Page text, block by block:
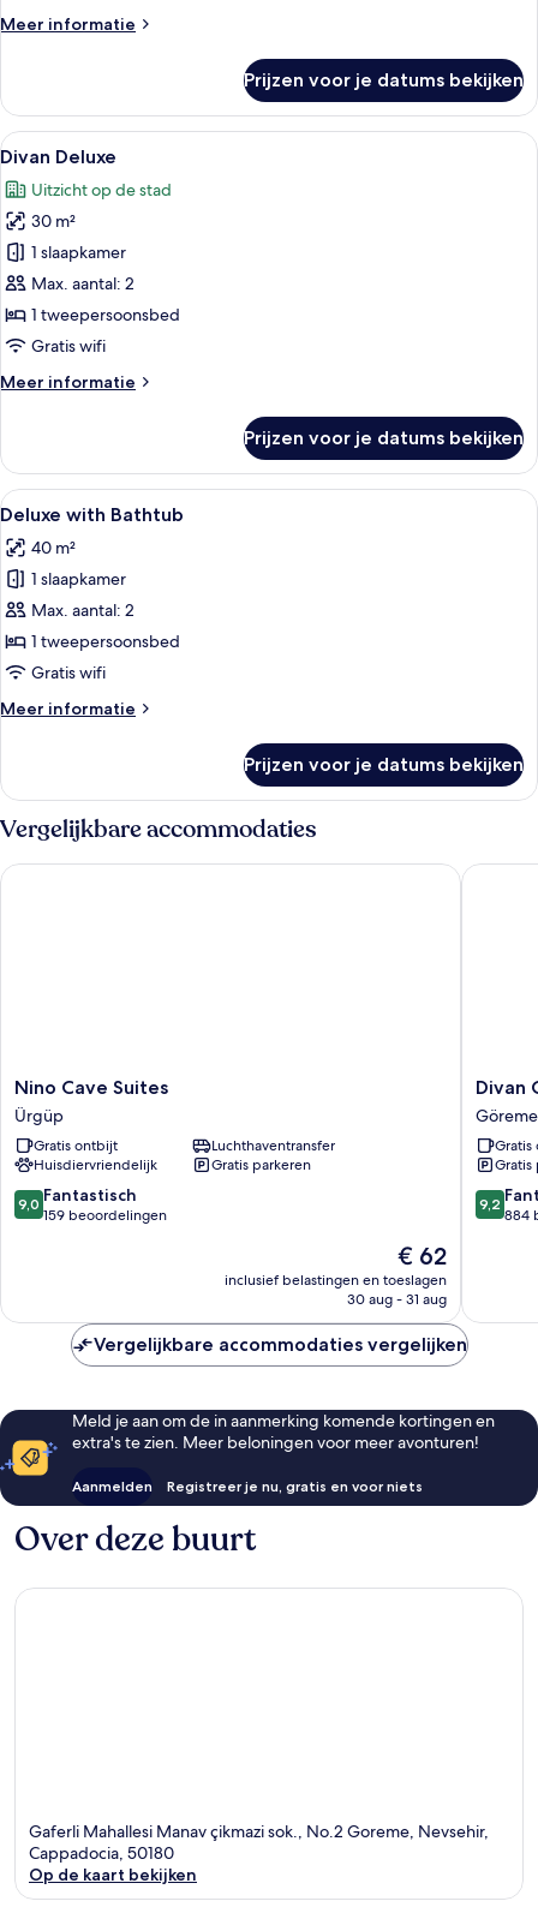
Meer informatie
Meer
with
Terrace
Prijzen voor je datums bekijken
Alle
foto's
voor
Divan
Deluxe
laden
Een slaapkamer met een bed, een
5
Divan Deluxe
Uitzicht op de stad
30 m²
1 slaapkamer
Max. aantal: 2
1 tweepersoonsbed
Gratis wifi
Meer informatie
Meer
Deluxe
Prijzen voor je datums bekijken
Alle
foto's
voor
Deluxe
with
Bathtub
laden
Een slaapkamer met een groot
9
Deluxe with Bathtub
40 m²
1 slaapkamer
Max. aantal: 2
1 tweepersoonsbed
Gratis wifi
Meer informatie
Meer
with
Bathtub
Prijzen voor je datums bekijken
Vergelijkbare accommodaties
Nino
Cave
Suites
Ürgüp
Nino Cave Suites
Ürgüp
Gratis ontbijt
Luchthaventransfer
Huisdiervriendelijk
Gratis parkeren
9.0
van
9,0 Fantastisch
159 beoordelingen
De
prijs
is
€ 62
inclusief belastingen en toeslagen
30 aug - 31 aug
Nino Cave Suites
Divan
Cave
House
Göreme
Divan
Göreme
Gratis
9.2
van
9,2
884
Divan
Vergelijkbare accommodaties vergelijken
Meld je aan om de in aanmerking komende kortingen en
extra's te zien. Meer beloningen voor meer avonturen!
Aanmelden Registreer je nu, gratis en voor niets
Over deze buurt
Gaferli Mahallesi Manav çikmazi sok., No.2 Goreme, Nevsehir,
Cappadocia, 50180
Op de kaart bekijken